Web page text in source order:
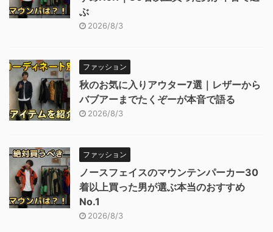
ぶ
2026/8/3
ファッション
秋のお気に入りアウター7選｜レザーから
バブアーまでたくぞーが本音で語る
2026/8/3
ファッション
ノースフェイスのマウンテンパーカー30
着以上買った男が選ぶ本当のおすすめ
No.1
2026/8/3